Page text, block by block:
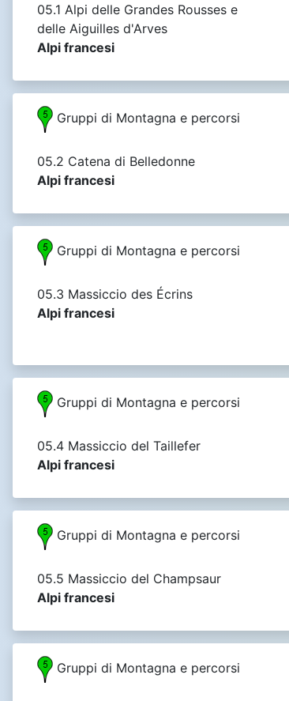
05.1 Alpi delle Grandes Rousses e
delle Aiguilles d'Arves
Alpi francesi
Gruppi di Montagna e percorsi
05.2 Catena di Belledonne
Alpi francesi
Gruppi di Montagna e percorsi
05.3 Massiccio des Écrins
Alpi francesi
Gruppi di Montagna e percorsi
05.4 Massiccio del Taillefer
Alpi francesi
Gruppi di Montagna e percorsi
05.5 Massiccio del Champsaur
Alpi francesi
Gruppi di Montagna e percorsi